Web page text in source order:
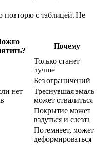
повторю с таблицей. Не
Почему
Только станет
лучше
Без ограничений
нет
Треснувшая эмаль
может отвалиться
Покрытие может
вздуться и слезть
Потемнеет, может
деформироваться